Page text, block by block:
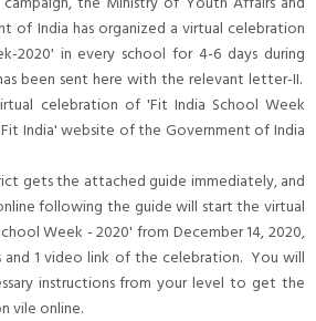
of India has organized a virtual celebration
2020' in every school for 4-6 days during
been sent here with the relevant letter-II.
celebration of 'Fit India School Week
India' website of the Government of India
gets the attached guide immediately, and
following the guide will start the virtual
Week - 2020' from December 14, 2020,
and 1 video link of the celebration. You will
instructions from your level to get the
vile online.